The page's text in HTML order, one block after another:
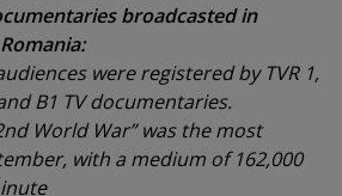
broadcasted in
were registered by TVR 1,
B1 TV documentaries.
World War” was the most
with a medium of 162,000